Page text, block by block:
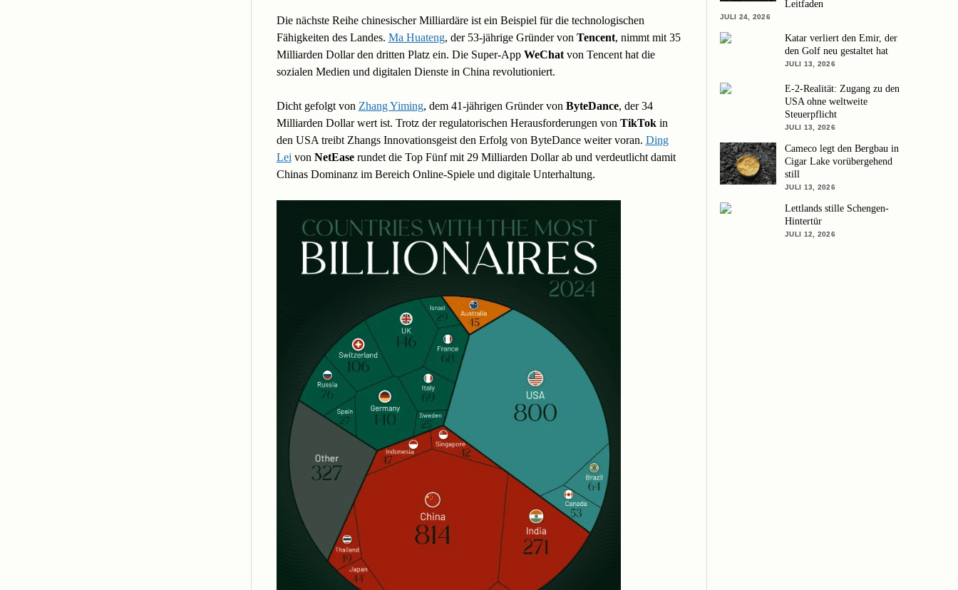
Die nächste Reihe chinesischer Milliardäre ist ein Beispiel für die technologischen
Fähigkeiten des Landes. Ma Huateng, der 53-jährige Gründer von Tencent, nimmt mit 35
Milliarden Dollar den dritten Platz ein. Die Super-App WeChatvon Tencent hat die
sozialen Medien und digitalen Dienste in China revolutioniert.
Dicht gefolgt von Zhang Yiming, dem 41-jährigen Gründer von ByteDance, der 34
Milliarden Dollar wert ist. Trotz der regulatorischen Herausforderungen von TikTokin
den USA treibt Zhangs Innovationsgeist den Erfolg von ByteDance weiter voran. Ding
Lei von NetEaserundet die Top Fünf mit 29 Milliarden Dollar ab und verdeutlicht damit
Chinas Dominanz im Bereich Online-Spiele und digitale Unterhaltung.
Leitfaden
JULI 24, 2026
Katar verliert den Emir, der
den Golf neu gestaltet hat
JULI 13, 2026
E-2-Realität: Zugang zu den
USA ohne weltweite
Steuerpflicht
JULI 13, 2026
Cameco legt den Bergbau in
Cigar Lake vorübergehend
still
JULI 13, 2026
Lettlands stille Schengen-
Hintertür
JULI 12, 2026